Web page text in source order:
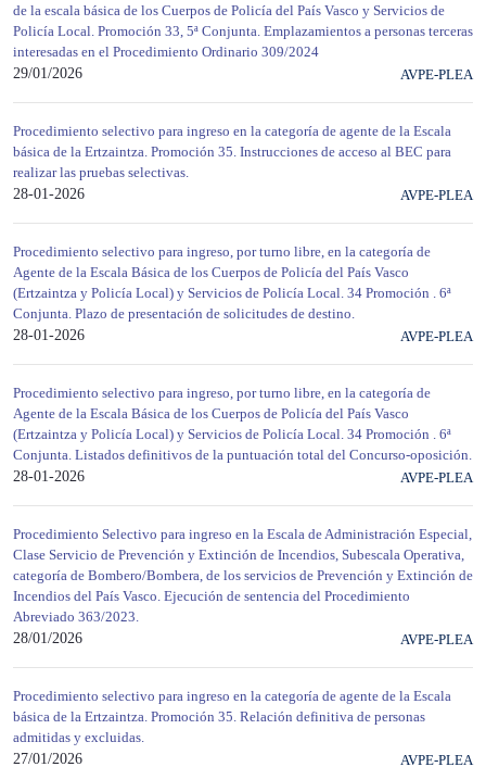
de la escala básica de los Cuerpos de Policía del País Vasco y Servicios de
Policía Local. Promoción 33, 5ª Conjunta. Emplazamientos a personas terceras
interesadas en el Procedimiento Ordinario 309/2024
29/01/2026
AVPE-PLEA
Procedimiento selectivo para ingreso en la categoría de agente de la Escala
básica de la Ertzaintza. Promoción 35. Instrucciones de acceso al BEC para
realizar las pruebas selectivas.
28-01-2026
AVPE-PLEA
Procedimiento selectivo para ingreso, por turno libre, en la categoría de
Agente de la Escala Básica de los Cuerpos de Policía del País Vasco
(Ertzaintza y Policía Local) y Servicios de Policía Local. 34 Promoción . 6ª
Conjunta. Plazo de presentación de solicitudes de destino.
28-01-2026
AVPE-PLEA
Procedimiento selectivo para ingreso, por turno libre, en la categoría de
Agente de la Escala Básica de los Cuerpos de Policía del País Vasco
(Ertzaintza y Policía Local) y Servicios de Policía Local. 34 Promoción . 6ª
Conjunta. Listados definitivos de la puntuación total del Concurso-oposición.
28-01-2026
AVPE-PLEA
Procedimiento Selectivo para ingreso en la Escala de Administración Especial,
Clase Servicio de Prevención y Extinción de Incendios, Subescala Operativa,
categoría de Bombero/Bombera, de los servicios de Prevención y Extinción de
Incendios del País Vasco. Ejecución de sentencia del Procedimiento
Abreviado 363/2023.
28/01/2026
AVPE-PLEA
Procedimiento selectivo para ingreso en la categoría de agente de la Escala
básica de la Ertzaintza. Promoción 35. Relación definitiva de personas
admitidas y excluidas.
27/01/2026
AVPE-PLEA